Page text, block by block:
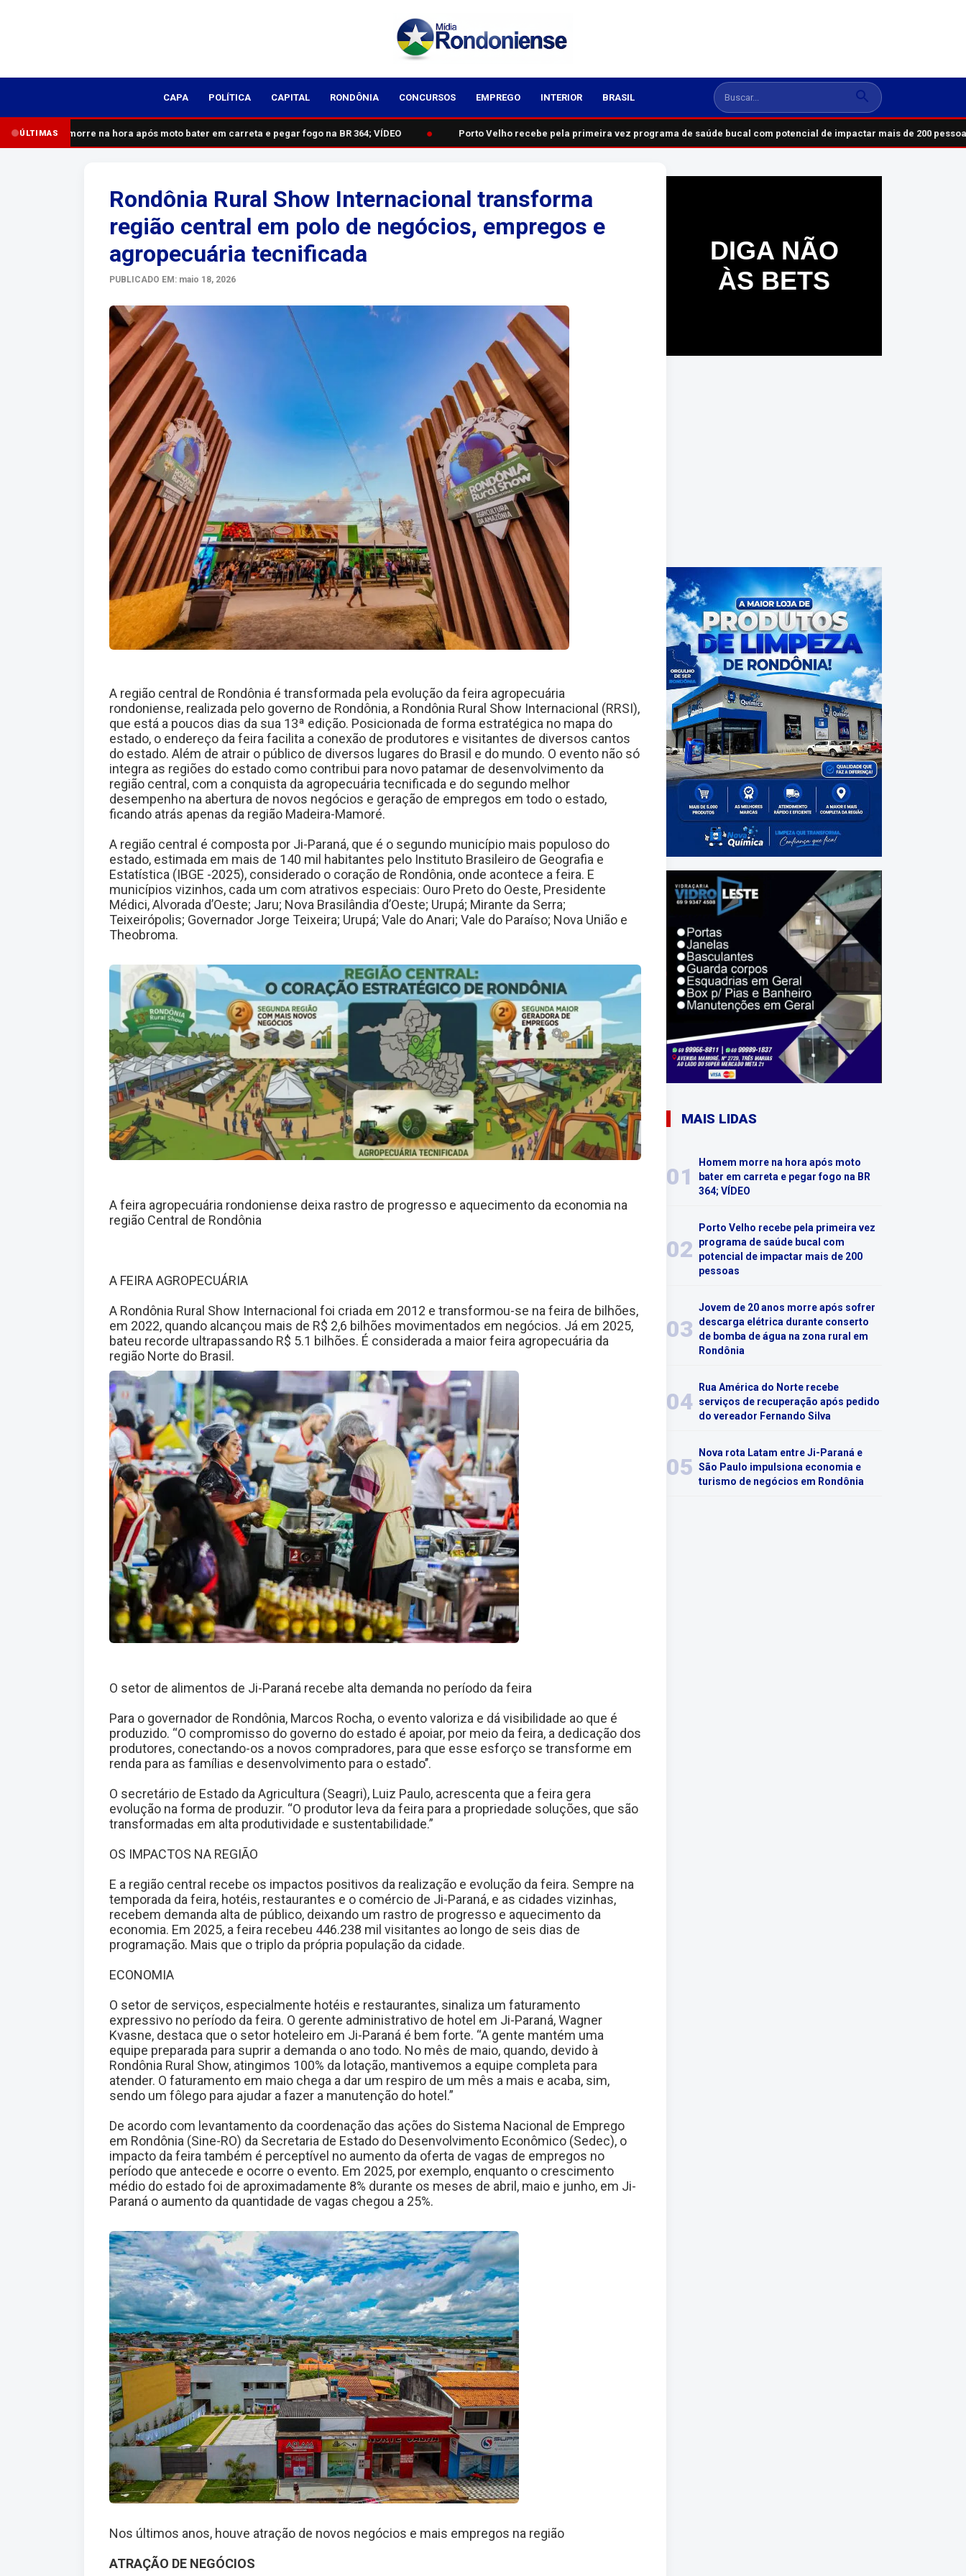
CAPA POLÍTICA CAPITAL RONDÔNIA CONCURSOS EMPREGO INTERIOR BRASIL
ÚLTIMAS
Homem morre na hora após moto bater em carreta e pegar fogo na BR 364; VÍDEO Porto Velho recebe pela primeira vez programa de saúde bucal com potencial de impactar mais de 200 pessoas
Rondônia Rural Show Internacional transforma
região central em polo de negócios, empregos e
agropecuária tecnificada
PUBLICADO EM: maio 18, 2026
A região central de Rondônia é transformada pela evolução da feira agropecuária
rondoniense, realizada pelo governo de Rondônia, a Rondônia Rural Show Internacional (RRSI),
que está a poucos dias da sua 13ª edição. Posicionada de forma estratégica no mapa do
estado, o endereço da feira facilita a conexão de produtores e visitantes de diversos cantos
do estado. Além de atrair o público de diversos lugares do Brasil e do mundo. O evento não só
integra as regiões do estado como contribui para novo patamar de desenvolvimento da
região central, com a conquista da agropecuária tecnificada e do segundo melhor
desempenho na abertura de novos negócios e geração de empregos em todo o estado,
ficando atrás apenas da região Madeira-Mamoré.
A região central é composta por Ji-Paraná, que é o segundo município mais populoso do
estado, estimada em mais de 140 mil habitantes pelo Instituto Brasileiro de Geografia e
Estatística (IBGE -2025), considerado o coração de Rondônia, onde acontece a feira. E
municípios vizinhos, cada um com atrativos especiais: Ouro Preto do Oeste, Presidente
Médici, Alvorada d’Oeste; Jaru; Nova Brasilândia d’Oeste; Urupá; Mirante da Serra;
Teixeirópolis; Governador Jorge Teixeira; Urupá; Vale do Anari; Vale do Paraíso; Nova União e
Theobroma.
A feira agropecuária rondoniense deixa rastro de progresso e aquecimento da economia na
região Central de Rondônia
A FEIRA AGROPECUÁRIA
A Rondônia Rural Show Internacional foi criada em 2012 e transformou-se na feira de bilhões,
em 2022, quando alcançou mais de R$ 2,6 bilhões movimentados em negócios. Já em 2025,
bateu recorde ultrapassando R$ 5.1 bilhões. É considerada a maior feira agropecuária da
região Norte do Brasil.
O setor de alimentos de Ji-Paraná recebe alta demanda no período da feira
Para o governador de Rondônia, Marcos Rocha, o evento valoriza e dá visibilidade ao que é
produzido. ‘‘O compromisso do governo do estado é apoiar, por meio da feira, a dedicação dos
produtores, conectando-os a novos compradores, para que esse esforço se transforme em
renda para as famílias e desenvolvimento para o estado’’.
O secretário de Estado da Agricultura (Seagri), Luiz Paulo, acrescenta que a feira gera
evolução na forma de produzir. “O produtor leva da feira para a propriedade soluções, que são
transformadas em alta produtividade e sustentabilidade.”
OS IMPACTOS NA REGIÃO
E a região central recebe os impactos positivos da realização e evolução da feira. Sempre na
temporada da feira, hotéis, restaurantes e o comércio de Ji-Paraná, e as cidades vizinhas,
recebem demanda alta de público, deixando um rastro de progresso e aquecimento da
economia. Em 2025, a feira recebeu 446.238 mil visitantes ao longo de seis dias de
programação. Mais que o triplo da própria população da cidade.
ECONOMIA
O setor de serviços, especialmente hotéis e restaurantes, sinaliza um faturamento
expressivo no período da feira. O gerente administrativo de hotel em Ji-Paraná, Wagner
Kvasne, destaca que o setor hoteleiro em Ji-Paraná é bem forte. ‘‘A gente mantém uma
equipe preparada para suprir a demanda o ano todo. No mês de maio, quando, devido à
Rondônia Rural Show, atingimos 100% da lotação, mantivemos a equipe completa para
atender. O faturamento em maio chega a dar um respiro de um mês a mais e acaba, sim,
sendo um fôlego para ajudar a fazer a manutenção do hotel.”
De acordo com levantamento da coordenação das ações do Sistema Nacional de Emprego
em Rondônia (Sine-RO) da Secretaria de Estado do Desenvolvimento Econômico (Sedec), o
impacto da feira também é perceptível no aumento da oferta de vagas de empregos no
período que antecede e ocorre o evento. Em 2025, por exemplo, enquanto o crescimento
médio do estado foi de aproximadamente 8% durante os meses de abril, maio e junho, em Ji-
Paraná o aumento da quantidade de vagas chegou a 25%.
Nos últimos anos, houve atração de novos negócios e mais empregos na região
ATRAÇÃO DE NEGÓCIOS
DIGA NÃO
ÀS BETS
MAIS LIDAS
01
Homem morre na hora após moto
bater em carreta e pegar fogo na BR
364; VÍDEO
02
Porto Velho recebe pela primeira vez
programa de saúde bucal com
potencial de impactar mais de 200
pessoas
03
Jovem de 20 anos morre após sofrer
descarga elétrica durante conserto
de bomba de água na zona rural em
Rondônia
04
Rua América do Norte recebe
serviços de recuperação após pedido
do vereador Fernando Silva
05
Nova rota Latam entre Ji-Paraná e
São Paulo impulsiona economia e
turismo de negócios em Rondônia